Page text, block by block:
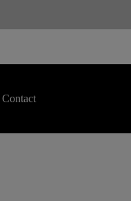
Contact